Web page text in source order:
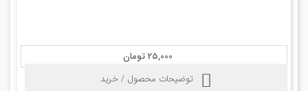
25,000 تومان
توضیحات محصول / خرید